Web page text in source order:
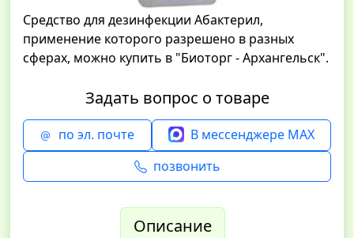
Средство для дезинфекции Абактерил,
применение которого разрешено в разных
сферах, можно купить в "Биоторг - Архангельск".
Задать вопрос о товаре
по эл. почте
В мессенджере MAX
позвонить
Описание